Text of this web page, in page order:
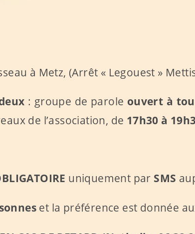
à Metz, (Arrêt « Legouest »
: groupe de parole ouvert à
de l’association, de 17h30 à
uniquement par SMS
et la préférence est donnée